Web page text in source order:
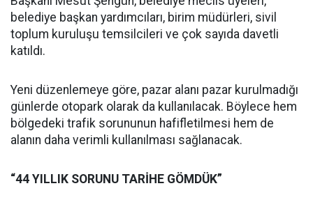
belediye başkan yardımcıları, birim müdürleri, sivil
toplum kuruluşu temsilcileri ve çok sayıda davetli
katıldı.
Yeni düzenlemeye göre, pazar alanı pazar kurulmadığı
günlerde otopark olarak da kullanılacak. Böylece hem
bölgedeki trafik sorununun hafifletilmesi hem de
alanın daha verimli kullanılması sağlanacak.
“44 YILLIK SORUNU TARİHE GÖMDÜK”